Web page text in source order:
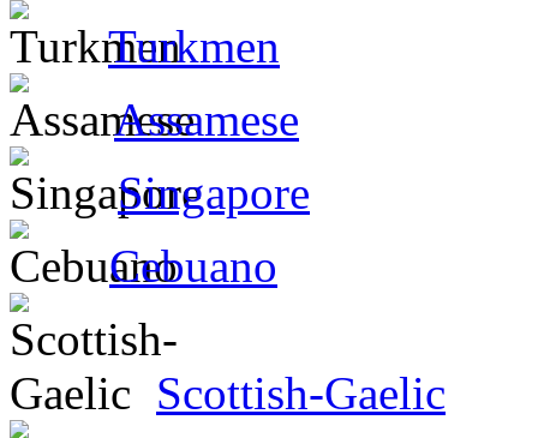
Turkmen
Assamese
Singapore
Cebuano
Scottish-Gaelic